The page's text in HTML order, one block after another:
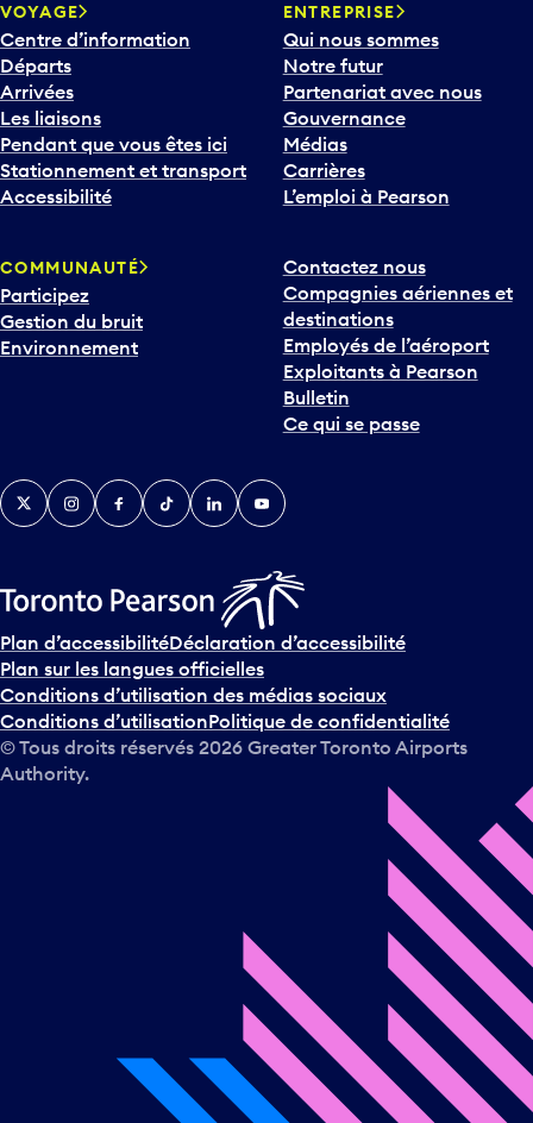
VOYAGE
Centre d’information
Départs
Arrivées
Les liaisons
Pendant que vous êtes ici
Stationnement et transport
Accessibilité
ENTREPRISE
Qui nous sommes
Notre futur
Partenariat avec nous
Gouvernance
Médias
Carrières
L’emploi à Pearson
COMMUNAUTÉ
Participez
Gestion du bruit
Environnement
Contactez nous
Compagnies aériennes et
destinations
Employés de l’aéroport
Exploitants à Pearson
Bulletin
Ce qui se passe
TwitterInstagramFacebook
TikTokLinkedInYouTube
Plan d’accessibilitéDéclaration d’accessibilité
Plan sur les langues officielles
Conditions d’utilisation des médias sociaux
Conditions d’utilisationPolitique de confidentialité
© Tous droits réservés 2026 Greater Toronto Airports
Authority.